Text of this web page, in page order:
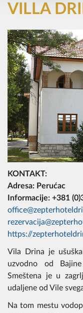
VILLA
KONTAKT:
Adresa: Perućac
Informacije: +381
https://
Vila Drina je
uzvodno od
Smeštena je u
udaljene od Vile
Na tom mestu